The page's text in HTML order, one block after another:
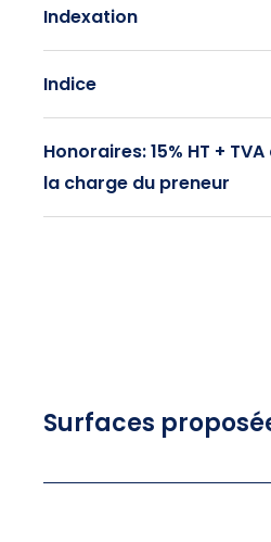
Indexation
Indice
Honoraires: 15% HT +
la charge du preneur
Surfaces